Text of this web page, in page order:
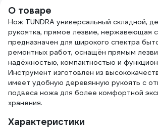
О товаре
Нож TUNDRA универсальный складной,
рукоятка, прямое лезвие, нержавеющая
предназначен для широкого спектра
ремонтных работ, оснащён прямым
надёжностью, компактностью и
Инструмент изготовлен из
имеет удобную деревянную рукоять с
подвеса ножа для более комфортной
хранения.
Характеристики